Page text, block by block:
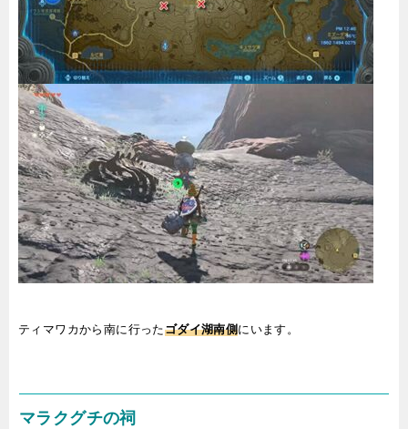
ティマワカから南に行ったゴダイ湖南側にいます。
マラクグチの祠